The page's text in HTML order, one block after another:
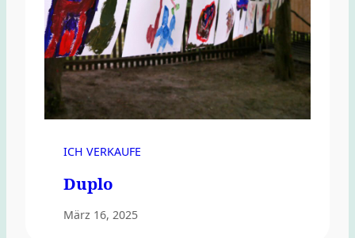
ICH VERKAUFE
Duplo
März 16, 2025